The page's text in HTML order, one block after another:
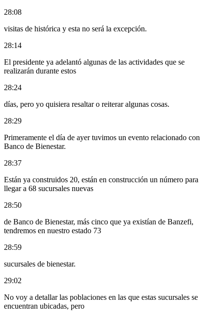
28:08
visitas de histórica y esta no será la excepción.
28:14
El presidente ya adelantó algunas de las actividades que se
realizarán durante estos
28:24
días, pero yo quisiera resaltar o reiterar algunas cosas.
28:29
Primeramente el día de ayer tuvimos un evento relacionado con
Banco de Bienestar.
28:37
Están ya construidos 20, están en construcción un número para
llegar a 68 sucursales nuevas
28:50
de Banco de Bienestar, más cinco que ya existían de Banzefi,
tendremos en nuestro estado 73
28:59
sucursales de bienestar.
29:02
No voy a detallar las poblaciones en las que estas sucursales se
encuentran ubicadas, pero